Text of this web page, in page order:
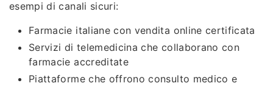
esempi di canali sicuri:
Farmacie italiane con vendita online certificata
Servizi di telemedicina che collaborano con
farmacie accreditate
Piattaforme che offrono consulto medico e